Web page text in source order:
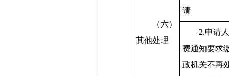
（六）
其他处理
请
2.申请
费通知要求
政机关不再